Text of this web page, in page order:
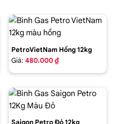
PetroVietNam Hồng 12kg
Giá: 480.000 ₫
Saigon Petro Đỏ 12kg